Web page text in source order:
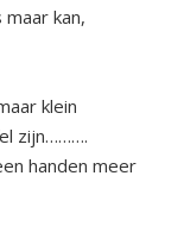
kan,
klein
zijn……….
handen meer